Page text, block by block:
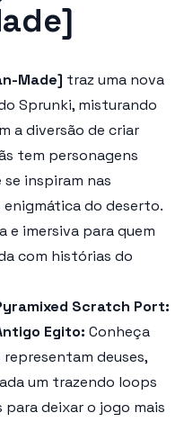
Made] traz uma nova
Sprunki, misturando
a diversão de criar
tem personagens
inspiram nas
do deserto.
e imersiva para quem
com histórias do
Scratch Port:
Egito: Conheça
deuses,
um trazendo loops
para deixar o jogo mais